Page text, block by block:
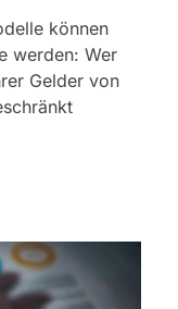
können
werden: Wer
Gelder von